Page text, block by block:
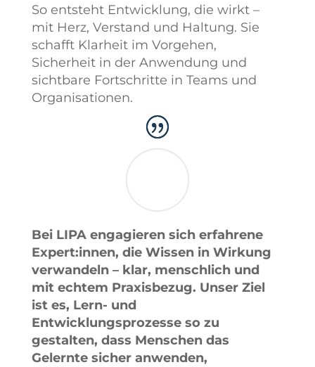
So entsteht Entwicklung, die wirkt –
mit Herz, Verstand und Haltung. Sie
schafft Klarheit im Vorgehen,
Sicherheit in der Anwendung und
sichtbare Fortschritte in Teams und
Organisationen.
Bei LIPA engagieren sich erfahrene
Expert:innen, die Wissen in Wirkung
verwandeln – klar, menschlich und
mit echtem Praxisbezug. Unser Ziel
ist es, Lern- und
Entwicklungsprozesse so zu
gestalten, dass Menschen das
Gelernte sicher anwenden,